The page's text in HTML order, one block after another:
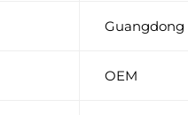
Guangdong
OEM